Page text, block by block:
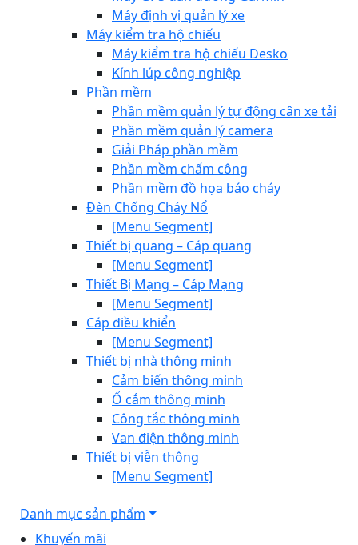
Máy định vị quản lý xe
Máy kiểm tra hộ chiếu
Máy kiểm tra hộ chiếu Desko
Kính lúp công nghiệp
Phần mềm
Phần mềm quản lý tự động cân xe tải
Phần mềm quản lý camera
Giải Pháp phần mềm
Phần mềm chấm công
Phần mềm đồ họa báo cháy
Đèn Chống Cháy Nổ
[Menu Segment]
Thiết bị quang – Cáp quang
[Menu Segment]
Thiết Bị Mạng – Cáp Mạng
[Menu Segment]
Cáp điều khiển
[Menu Segment]
Thiết bị nhà thông minh
Cảm biến thông minh
Ổ cắm thông minh
Công tắc thông minh
Van điện thông minh
Thiết bị viễn thông
[Menu Segment]
Danh mục sản phẩm
Khuyến mãi